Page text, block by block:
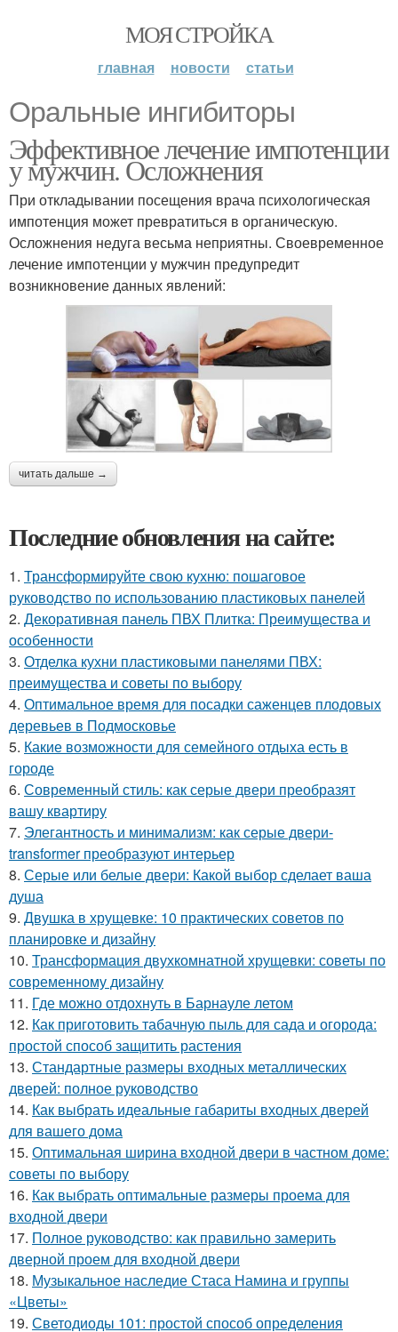
МОЯ СТРОЙКА
главная новости статьи
Оральные ингибиторы
Эффективное лечение импотенции
у мужчин. Осложнения
При откладывании посещения врача психологическая
импотенция может превратиться в органическую.
Осложнения недуга весьма неприятны. Своевременное
лечение импотенции у мужчин предупредит
возникновение данных явлений:
читать дальше →
Последние обновления на сайте:
1. Трансформируйте свою кухню: пошаговое
руководство по использованию пластиковых панелей
2. Декоративная панель ПВХ Плитка: Преимущества и
особенности
3. Отделка кухни пластиковыми панелями ПВХ:
преимущества и советы по выбору
4. Оптимальное время для посадки саженцев плодовых
деревьев в Подмосковье
5. Какие возможности для семейного отдыха есть в
городе
6. Современный стиль: как серые двери преобразят
вашу квартиру
7. Элегантность и минимализм: как серые двери-
transformer преобразуют интерьер
8. Серые или белые двери: Какой выбор сделает ваша
душа
9. Двушка в хрущевке: 10 практических советов по
планировке и дизайну
10. Трансформация двухкомнатной хрущевки: советы по
современному дизайну
11. Где можно отдохнуть в Барнауле летом
12. Как приготовить табачную пыль для сада и огорода:
простой способ защитить растения
13. Стандартные размеры входных металлических
дверей: полное руководство
14. Как выбрать идеальные габариты входных дверей
для вашего дома
15. Оптимальная ширина входной двери в частном доме:
советы по выбору
16. Как выбрать оптимальные размеры проема для
входной двери
17. Полное руководство: как правильно замерить
дверной проем для входной двери
18. Музыкальное наследие Стаса Намина и группы
«Цветы»
19. Светодиоды 101: простой способ определения